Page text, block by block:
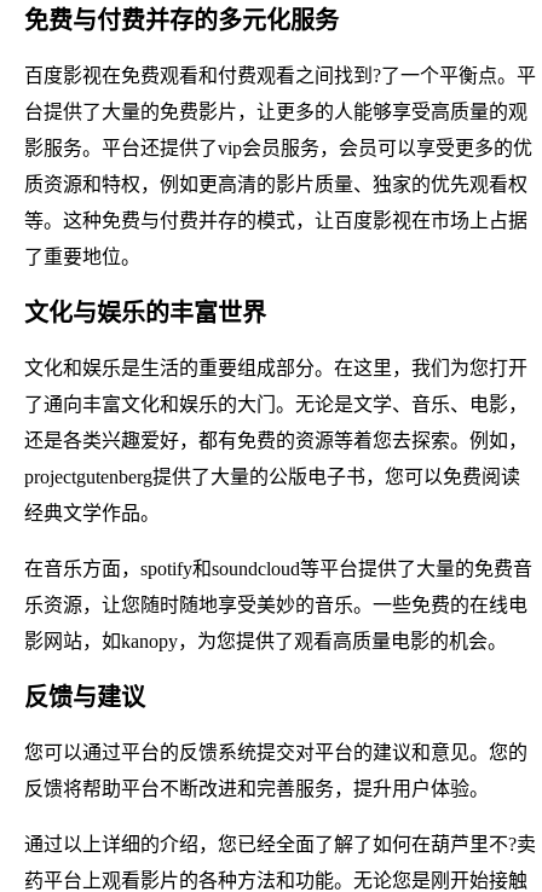
免费与付费并存的多元化服务
百度影视在免费观看和付费观看之间找到?了一个平衡点。平
台提供了大量的免费影片，让更多的人能够享受高质量的观
影服务。平台还提供了vip会员服务，会员可以享受更多的优
质资源和特权，例如更高清的影片质量、独家的优先观看权
等。这种免费与付费并存的模式，让百度影视在市场上占据
了重要地位。
文化与娱乐的丰富世界
文化和娱乐是生活的重要组成部分。在这里，我们为您打开
了通向丰富文化和娱乐的大门。无论是文学、音乐、电影，
还是各类兴趣爱好，都有免费的资源等着您去探索。例如，
projectgutenberg提供了大量的公版电子书，您可以免费阅读
经典文学作品。
在音乐方面，spotify和soundcloud等平台提供了大量的免费音
乐资源，让您随时随地享受美妙的音乐。一些免费的在线电
影网站，如kanopy，为您提供了观看高质量电影的机会。
反馈与建议
您可以通过平台的反馈系统提交对平台的建议和意见。您的
反馈将帮助平台不断改进和完善服务，提升用户体验。
通过以上详细的介绍，您已经全面了解了如何在葫芦里不?卖
药平台上观看影片的各种方法和功能。无论您是刚开始接触